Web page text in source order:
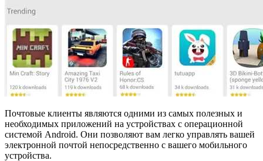
Почтовые клиенты являются одними из самых полезных и
необходимых приложений на устройствах с операционной
системой Android. Они позволяют вам легко управлять вашей
электронной почтой непосредственно с вашего мобильного
устройства.